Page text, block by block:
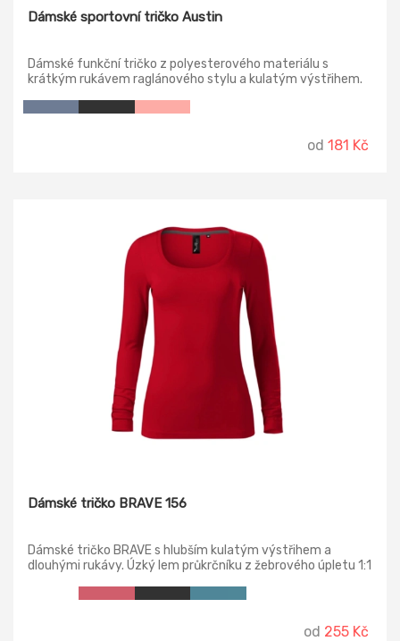
Dámské sportovní tričko Austin
Dámské funkční tričko z polyesterového materiálu s
krátkým rukávem raglánového stylu a kulatým výstřihem.
od 181 Kč
Dámské tričko BRAVE 156
Dámské tričko BRAVE s hlubším kulatým výstřihem a
dlouhými rukávy. Úzký lem průkrčníku z žebrového úpletu 1:1
od 255 Kč